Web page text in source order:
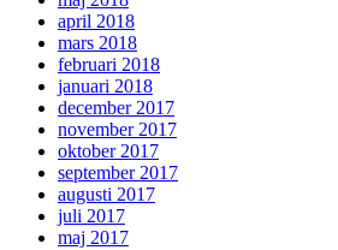
april 2018
mars 2018
februari 2018
januari 2018
december 2017
november 2017
oktober 2017
september 2017
augusti 2017
juli 2017
maj 2017